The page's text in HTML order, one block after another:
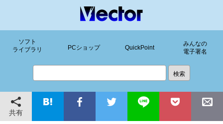
ソフト
ライブラリ
PCショップ QuickPoint
みんなの
電子署名
共有